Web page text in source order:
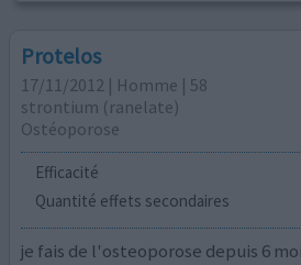
Protelos
17/11/2012 | Homme | 58
strontium (ranelate)
Ostéoporose
Efficacité
Quantité effets secondaires
je fais de l'osteoporose depuis 6